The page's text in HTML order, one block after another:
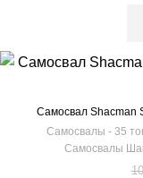
Самосвал Shacman
Самосвалы - 35
Самосвалы